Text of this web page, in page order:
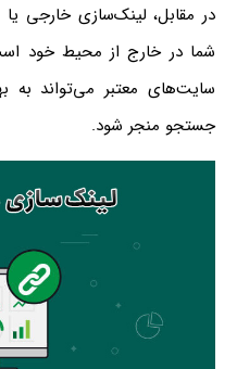
در مقابل، لینک‌سازی خارجی
شما در خارج از محیط خود
سایت‌های معتبر می‌تواند به
جستجو منجر شود.